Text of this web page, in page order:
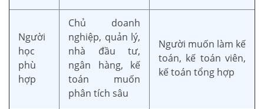
Người
học
phù
hợp
Chủ doanh
nghiệp, quản lý,
nhà đầu tư,
ngân hàng, kế
toán muốn
phân tích sâu
Người muốn làm kế
toán, kế toán viên,
kế toán tổng hợp